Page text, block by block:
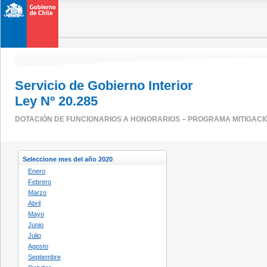
Servicio de Gobierno Interior
Ley Nº 20.285
DOTACIÓN DE FUNCIONARIOS A HONORARIOS – PROGRAMA
Seleccione mes del año 2020
Enero
Febrero
Marzo
Abril
Mayo
Junio
Julio
Agosto
Septiembre